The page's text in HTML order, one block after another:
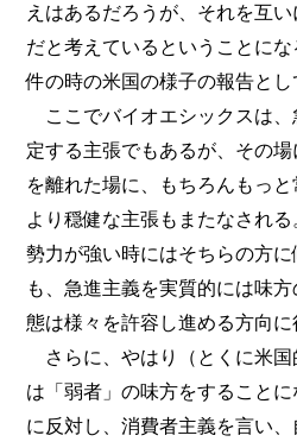
えはあるだろうが、それを互
だと考えているということに
件の時の米国の様子の報告とし
ここでバイオエシックスは
定する主張でもあるが、その
を離れた場に、もちろんもっと
より穏健な主張もまたなされ
勢力が強い時にはそちらの方
も、急進主義を実質的には味
態は様々を許容し進める方向に
さらに、やはり（とくに米
は「弱者」の味方をすること
に反対し、消費者主義を言い